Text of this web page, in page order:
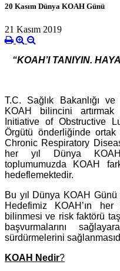
20 Kasım Dünya KOAH Günü
21 Kasım 2019
“KOAH’I TANIYIN.
T.C. Sağlık Bakanlığı
KOAH bilincini
Initiative of Obstructive
Örgütü önderliğinde
Chronic Respiratory
her yıl Dünya
toplumumuzda KOAH
hedeflemektedir.
Bu yıl Dünya KOAH
Hedefimiz KOAH’ın
bilinmesi ve risk faktörü
başvurmalarını
sürdürmelerini
KOAH Nedir?